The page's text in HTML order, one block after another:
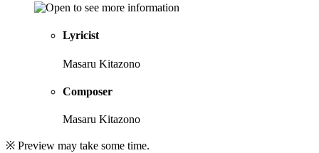
Lyricist
Masaru Kitazono
Composer
Masaru Kitazono
※ Preview may take some time.